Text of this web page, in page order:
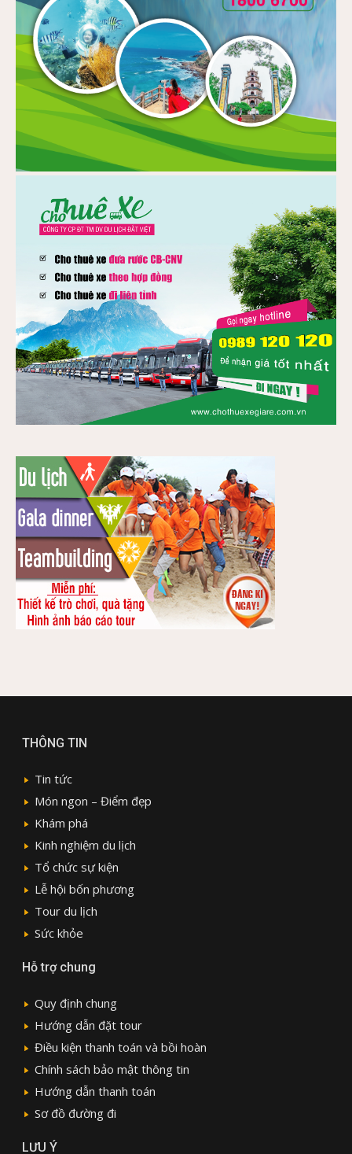
THÔNG TIN
Tin tức
Món ngon – Điểm đẹp
Khám phá
Kinh nghiệm du lịch
Tổ chức sự kiện
Lễ hội bốn phương
Tour du lịch
Sức khỏe
Hỗ trợ chung
Quy định chung
Hướng dẫn đặt tour
Điều kiện thanh toán và bồi hoàn
Chính sách bảo mật thông tin
Hướng dẫn thanh toán
Sơ đồ đường đi
LƯU Ý